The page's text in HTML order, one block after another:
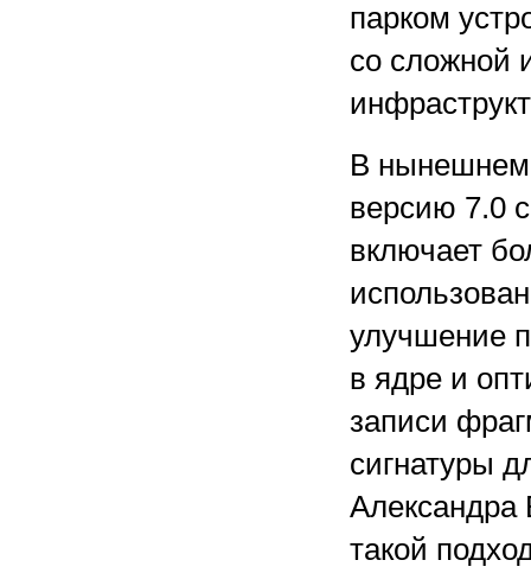
парком
со сложной
В нынешнем
версию 7.0
включает
улучшение
в ядре и
записи
сигнатуры
Александра
такой